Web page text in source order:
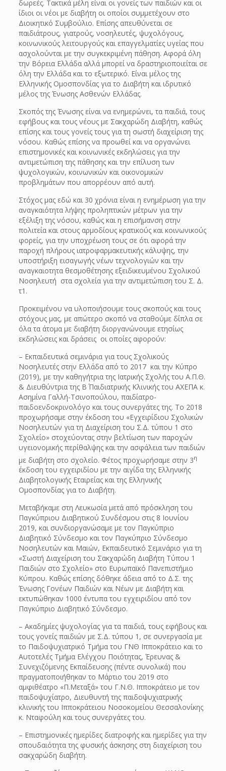
δωρεές. Τακτικά μέλη είναι οι γονείς των παιδιών και οι
ίδιοι οι νέοι με διαβήτη οι οποίοι συμμετέχουν στο
Διοικητικό Συμβούλιο. Επίσης απευθύνεται σε
παιδιάτρους, γιατρούς, νοσηλευτές, ψυχολόγους,
κοινωνικούς λειτουργούς και επαγγελματίες υγείας που
ασχολούνται με την συγκεκριμένη πάθηση. Αφορά όλη
την Βόρεια Ελλάδα αλλά μπορεί να δραστηριοποιείται σε
όλη την Ελλάδα και το εξωτερικό. Είναι μέλος της
Ελληνικής Ομοσπονδίας για το Διαβήτη και ιδρυτικό
μέλος της Ένωσης Ασθενών Ελλάδας.
Σκοπός της Ένωσης είναι να ενημερώνει, τα παιδιά, τους
εφήβους και τους νέους με Σακχαρώδη Διαβήτη, καθώς
επίσης και τους γονείς τους για τη σωστή διαχείριση της
νόσου. Καθώς επίσης να προωθεί και να οργανώνει
επιστημονικές και κοινωνικές εκδηλώσεις για την
αντιμετώπιση της πάθησης και την επίλυση των
ψυχολογικών, κοινωνικών και οικονομικών
προβλημάτων που απορρέουν από αυτή.
Στόχος μας εδώ και 30 χρόνια είναι η ενημέρωση για την
αναγκαιότητα λήψης προληπτικών μέτρων για την
εξέλιξη της νόσου, καθώς και η επισήμανση στην
πολιτεία και στους αρμοδίους κρατικούς και κοινωνικούς
φορείς, για την υποχρέωση τους σε ότι αφορά την
παροχή πλήρους ιατροφαρμακευτικής κάλυψης, την
υποστήριξη εισαγωγής νέων τεχνολογιών και την
αναγκαιοτητα θεσμοθέτησης εξειδικευμένου Σχολικού
Νοσηλευτή στα σχολεία για την αντιμετώπιση του Σ. Δ.
τ1.
Προκειμένου να υλοποιήσουμε τους σκοπούς και τους
στόχους μας, με απώτερο σκοπό να σταθούμε δίπλα σε
όλα τα άτομα με διαβήτη διοργανώνουμε ετησίως
εκδηλώσεις και δράσεις οι οποίες αφορούν:
– Εκπαιδευτικά σεμινάρια για τους Σχολικούς
Νοσηλευτές στην Ελλάδα από το 2017 και την Κύπρο
(2019), με την καθηγήτρια της Ιατρικής Σχολής του Α.Π.Θ.
& Διευθύντρια της Β΄ Παιδιατρικής Κλινικής του ΑΧΕΠΑ κ.
Ασημίνα Γαλλή-Τσινοπούλου, παιδίατρο-
παιδοενδοκρινολόγο και τους συνεργάτες της. Το 2018
προχωρήσαμε στην έκδοση του «Εγχειρίδιου Σχολικών
Νοσηλευτών για τη Διαχείριση του Σ.Δ. τύπου 1 στο
Σχολείο» στοχεύοντας στην βελτίωση των παροχών
υγειονομικής περίθαλψης και την ασφάλεια των παιδιών
με διαβήτη στο σχολείο. Φέτος προχωρήσαμε στην 3η
έκδοση του εγχειριδίου με την αιγίδα της Ελληνικής
Διαβητολογικής Εταιρείας και της Ελληνικής
Ομοσπονδίας για το Διαβήτη.
Μεταβήκαμε στη Λευκωσία μετά από πρόσκληση του
Παγκύπριου Διαβητικού Συνδέσμου στις 8 Ιουνίου
2019, και συνδιοργανώσαμε με τον Παγκύπριο
Διαβητικό Σύνδεσμο και τον Παγκύπριο Σύνδεσμο
Νοσηλευτών και Μαιών, Εκπαιδευτικό Σεμινάριο για τη
«Σωστή Διαχείριση του Σακχαρώδη Διαβήτη Τύπου 1
Παιδιών στο Σχολείο» στο Ευρωπαϊκό Πανεπιστήμιο
Κύπρου. Καθώς επίσης δόθηκε άδεια από το Δ.Σ. της
Ένωσης Γονέων Παιδιών και Νέων με Διαβήτη και
εκτυπώθηκαν 1000 έντυπα του εγχειριδίου από τον
Παγκύπριο Διαβητικό Σύνδεσμο.
– Ακαδημίες ψυχολογίας για τα παιδιά, τους εφήβους και
τους γονείς παιδιών με Σ.Δ. τύπου 1, σε συνεργασία με
το Παιδοψυχιατρικό Τμήμα του ΓΝΘ Ιπποκράτειο και το
Αυτοτελές Τμήμα Ελέγχου Ποιότητας, Έρευνας &
Συνεχιζόμενης Εκπαίδευσης (πέντε συνολικά) που
πραγματοποιήθηκαν το Μάρτιο του 2019 στο
αμφιθέατρο «Π.Μεταξά» του Γ.Ν.Θ. Ιπποκράτειο με τον
παιδοψυχίατρο, Διευθυντή της παιδοψυχιατρικής
κλινικής του Ιπποκράτειου Νοσοκομείου Θεσσαλονίκης
κ. Νταφούλη και τους συνεργάτες του.
– Επιστημονικές ημερίδες διατροφής και ημερίδες για την
σπουδαιότητα της φυσικής άσκησης στη διαχείριση του
σακχαρώδη διαβήτη.